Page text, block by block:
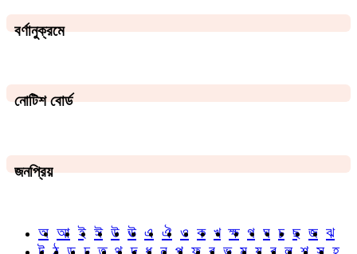
বর্ণানুক্রমে
নোটিশ বোর্ড
জনপ্রিয়
অ আ ই ঈ উ ঊ এ ঐ ও ক খ ক্ষ গ ঘ চ ছ জ ঝ